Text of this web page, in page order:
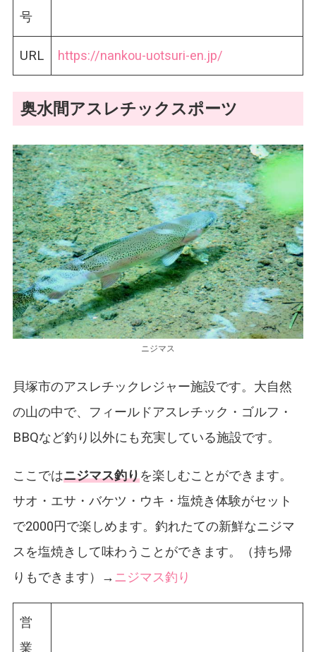
号
URL https://nankou-uotsuri-en.jp/
奥水間アスレチックスポーツ
ニジマス
貝塚市のアスレチックレジャー施設です。大自然
の山の中で、フィールドアスレチック・ゴルフ・
BBQなど釣り以外にも充実している施設です。
ここではニジマス釣りを楽しむことができます。
サオ・エサ・バケツ・ウキ・塩焼き体験がセット
で2000円で楽しめます。釣れたての新鮮なニジマ
スを塩焼きして味わうことができます。（持ち帰
りもできます）→ニジマス釣り
営
業